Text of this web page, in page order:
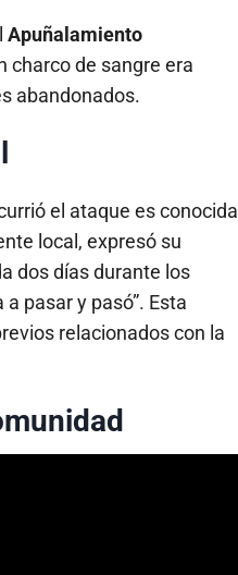
Apuñalamiento
charco de sangre era
abandonados.
el ataque es conocida
local, expresó su
dos días durante los
pasar y pasó”. Esta
relacionados con la